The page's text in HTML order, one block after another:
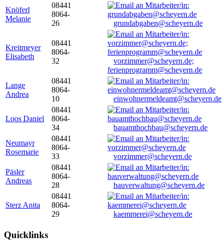
Knöferl
Melanie
08441
8064-
26
grundabgaben@scheyern.de
Kreitmeyer
Elisabeth
08441
8064-
32
vorzimmer@scheyern.de;
ferienprogramm@scheyern.de
Lange
Andrea
08441
8064-
10
einwohnermeldeamt@scheyern.de
Loos Daniel
08441
8064-
34
bauamthochbau@scheyern.de
Neumayr
Rosemarie
08441
8064-
33
vorzimmer@scheyern.de
Päsler
Andreas
08441
8064-
28
bauverwaltung@scheyern.de
Sterz Anita
08441
8064-
29
kaemmerei@scheyern.de
Quicklinks